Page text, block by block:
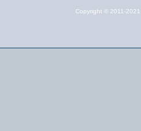
Copyright © 2011-